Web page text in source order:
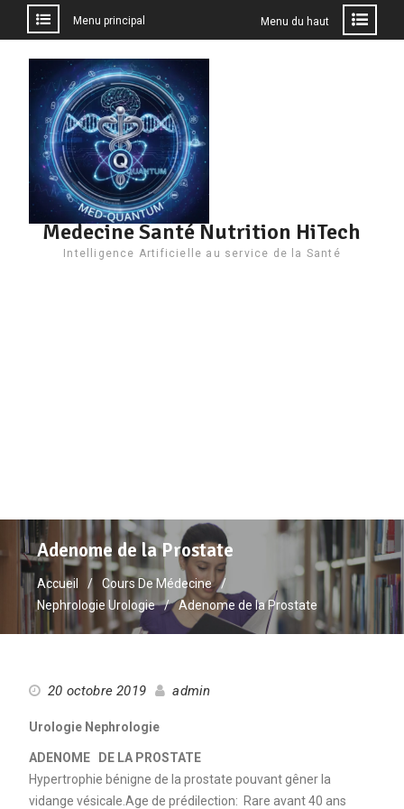
contenu
Menu principal Menu du haut
Medecine Santé Nutrition HiTech
Intelligence Artificielle au service de la Santé
Adenome de la Prostate
Accueil
Cours De Médecine
Nephrologie Urologie
Adenome de la Prostate
20 octobre 2019 admin
Urologie Nephrologie
ADENOME DE LA PROSTATE
Hypertrophie bénigne de la prostate pouvant gêner la
vidange vésicale.Age de prédilection: Rare avant 40 ans